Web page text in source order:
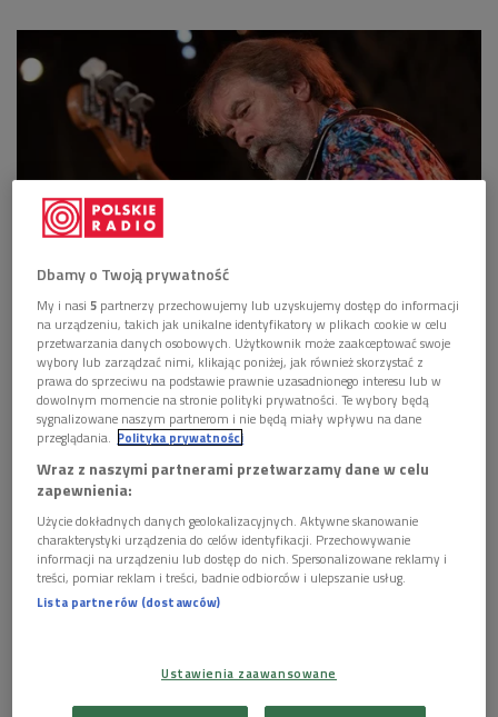
Krzysztof Ścierański w Studiu S-3 Foto: Cezary Piwowarski/PR
Na przeszło 600 stronach publikacji zawarte zostały
wywiady z takimi artystami, jak m.in.: Krzesimir Dębski,
Zbigniew Namysłowski, Ewa Bem, Urszula Dudziak czy
Bernard Maseli, ale także rozmowy z członkami rodziny
głównego bohatera i nim samym.
Krzysztof Ścierański to najbardziej rozpoznawalny gitarzysta
basowy w Polsce, muzyczny samouk, kolekcjoner
instrumentów, nałogowy kierowca i wyjątkowy gawędziarz
Przez blisko 50 lat swojej kariery tworzył przede wszystkim
Condition), współpracował też - jako jeden z najczęściej
Dbamy o Twoją prywatność
My i nasi5 partnerzy przechowujemy lub uzyskujemy dostęp do informacji
na urządzeniu, takich jak unikalne identyfikatory w plikach cookie w celu
przetwarzania danych osobowych. Użytkownik może zaakceptować swoje
wybory lub zarządzać nimi, klikając poniżej, jak również skorzystać z
prawa do sprzeciwu na podstawie prawnie uzasadnionego interesu lub w
dowolnym momencie na stronie polityki prywatności. Te wybory będą
sygnalizowane naszym partnerom i nie będą miały wpływu na dane
przeglądania. Polityka prywatności
Wraz z naszymi partnerami przetwarzamy dane w celu
zapewnienia:
Użycie dokładnych danych geolokalizacyjnych. Aktywne skanowanie
charakterystyki urządzenia do celów identyfikacji. Przechowywanie
informacji na urządzeniu lub dostęp do nich. Spersonalizowane reklamy i
treści, pomiar reklam i treści, badnie odbiorców i ulepszanie usług.
Lista partnerów (dostawców)
Ustawienia zaawansowane